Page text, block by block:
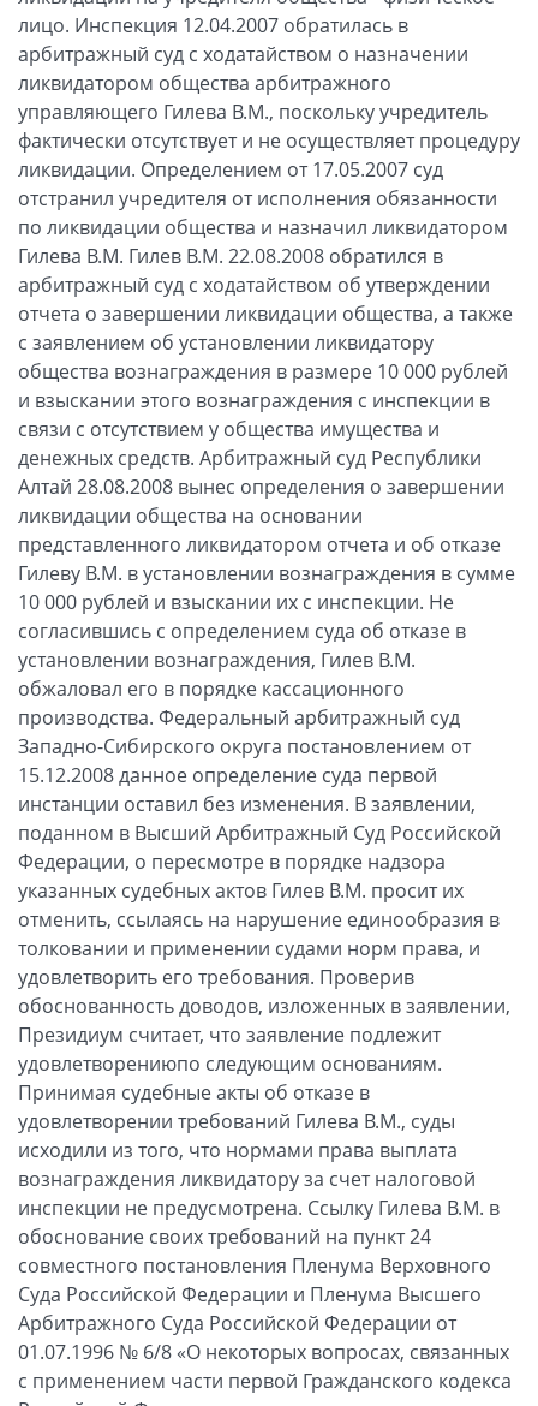
лицо. Инспекция 12.04.2007 обратилась в
арбитражный суд с ходатайством о назначении
ликвидатором общества арбитражного
управляющего Гилева В.М., поскольку учредитель
фактически отсутствует и не осуществляет процедуру
ликвидации. Определением от 17.05.2007 суд
отстранил учредителя от исполнения обязанности
по ликвидации общества и назначил ликвидатором
Гилева В.М. Гилев В.М. 22.08.2008 обратился в
арбитражный суд с ходатайством об утверждении
отчета о завершении ликвидации общества, а также
с заявлением об установлении ликвидатору
общества вознаграждения в размере 10 000 рублей
и взыскании этого вознаграждения с инспекции в
связи с отсутствием у общества имущества и
денежных средств. Арбитражный суд Республики
Алтай 28.08.2008 вынес определения о завершении
ликвидации общества на основании
представленного ликвидатором отчета и об отказе
Гилеву В.М. в установлении вознаграждения в сумме
10 000 рублей и взыскании их с инспекции. Не
согласившись с определением суда об отказе в
установлении вознаграждения, Гилев В.М.
обжаловал его в порядке кассационного
производства. Федеральный арбитражный суд
Западно-Сибирского округа постановлением от
15.12.2008 данное определение суда первой
инстанции оставил без изменения. В заявлении,
поданном в Высший Арбитражный Суд Российской
Федерации, о пересмотре в порядке надзора
указанных судебных актов Гилев В.М. просит их
отменить, ссылаясь на нарушение единообразия в
толковании и применении судами норм права, и
удовлетворить его требования. Проверив
обоснованность доводов, изложенных в заявлении,
Президиум считает, что заявление подлежит
удовлетворениюпо следующим основаниям.
Принимая судебные акты об отказе в
удовлетворении требований Гилева В.М., суды
исходили из того, что нормами права выплата
вознаграждения ликвидатору за счет налоговой
инспекции не предусмотрена. Ссылку Гилева В.М. в
обоснование своих требований на пункт 24
совместного постановления Пленума Верховного
Суда Российской Федерации и Пленума Высшего
Арбитражного Суда Российской Федерации от
01.07.1996 № 6/8 «О некоторых вопросах, связанных
с применением части первой Гражданского кодекса